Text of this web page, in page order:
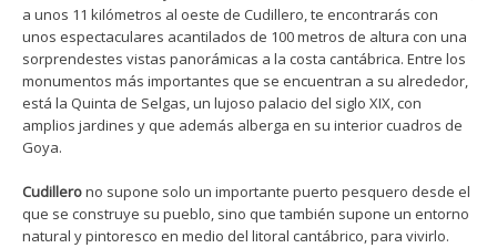
a unos 11 kilómetros al oeste de Cudillero, te encontrarás con
unos espectaculares acantilados de 100 metros de altura con una
sorprendestes vistas panorámicas a la costa cantábrica. Entre los
monumentos más importantes que se encuentran a su alrededor,
está la Quinta de Selgas, un lujoso palacio del siglo XIX, con
amplios jardines y que además alberga en su interior cuadros de
Goya.
Cudillerono supone solo un importante puerto pesquero desde el
que se construye su pueblo, sino que también supone un entorno
natural y pintoresco en medio del litoral cantábrico, para vivirlo.